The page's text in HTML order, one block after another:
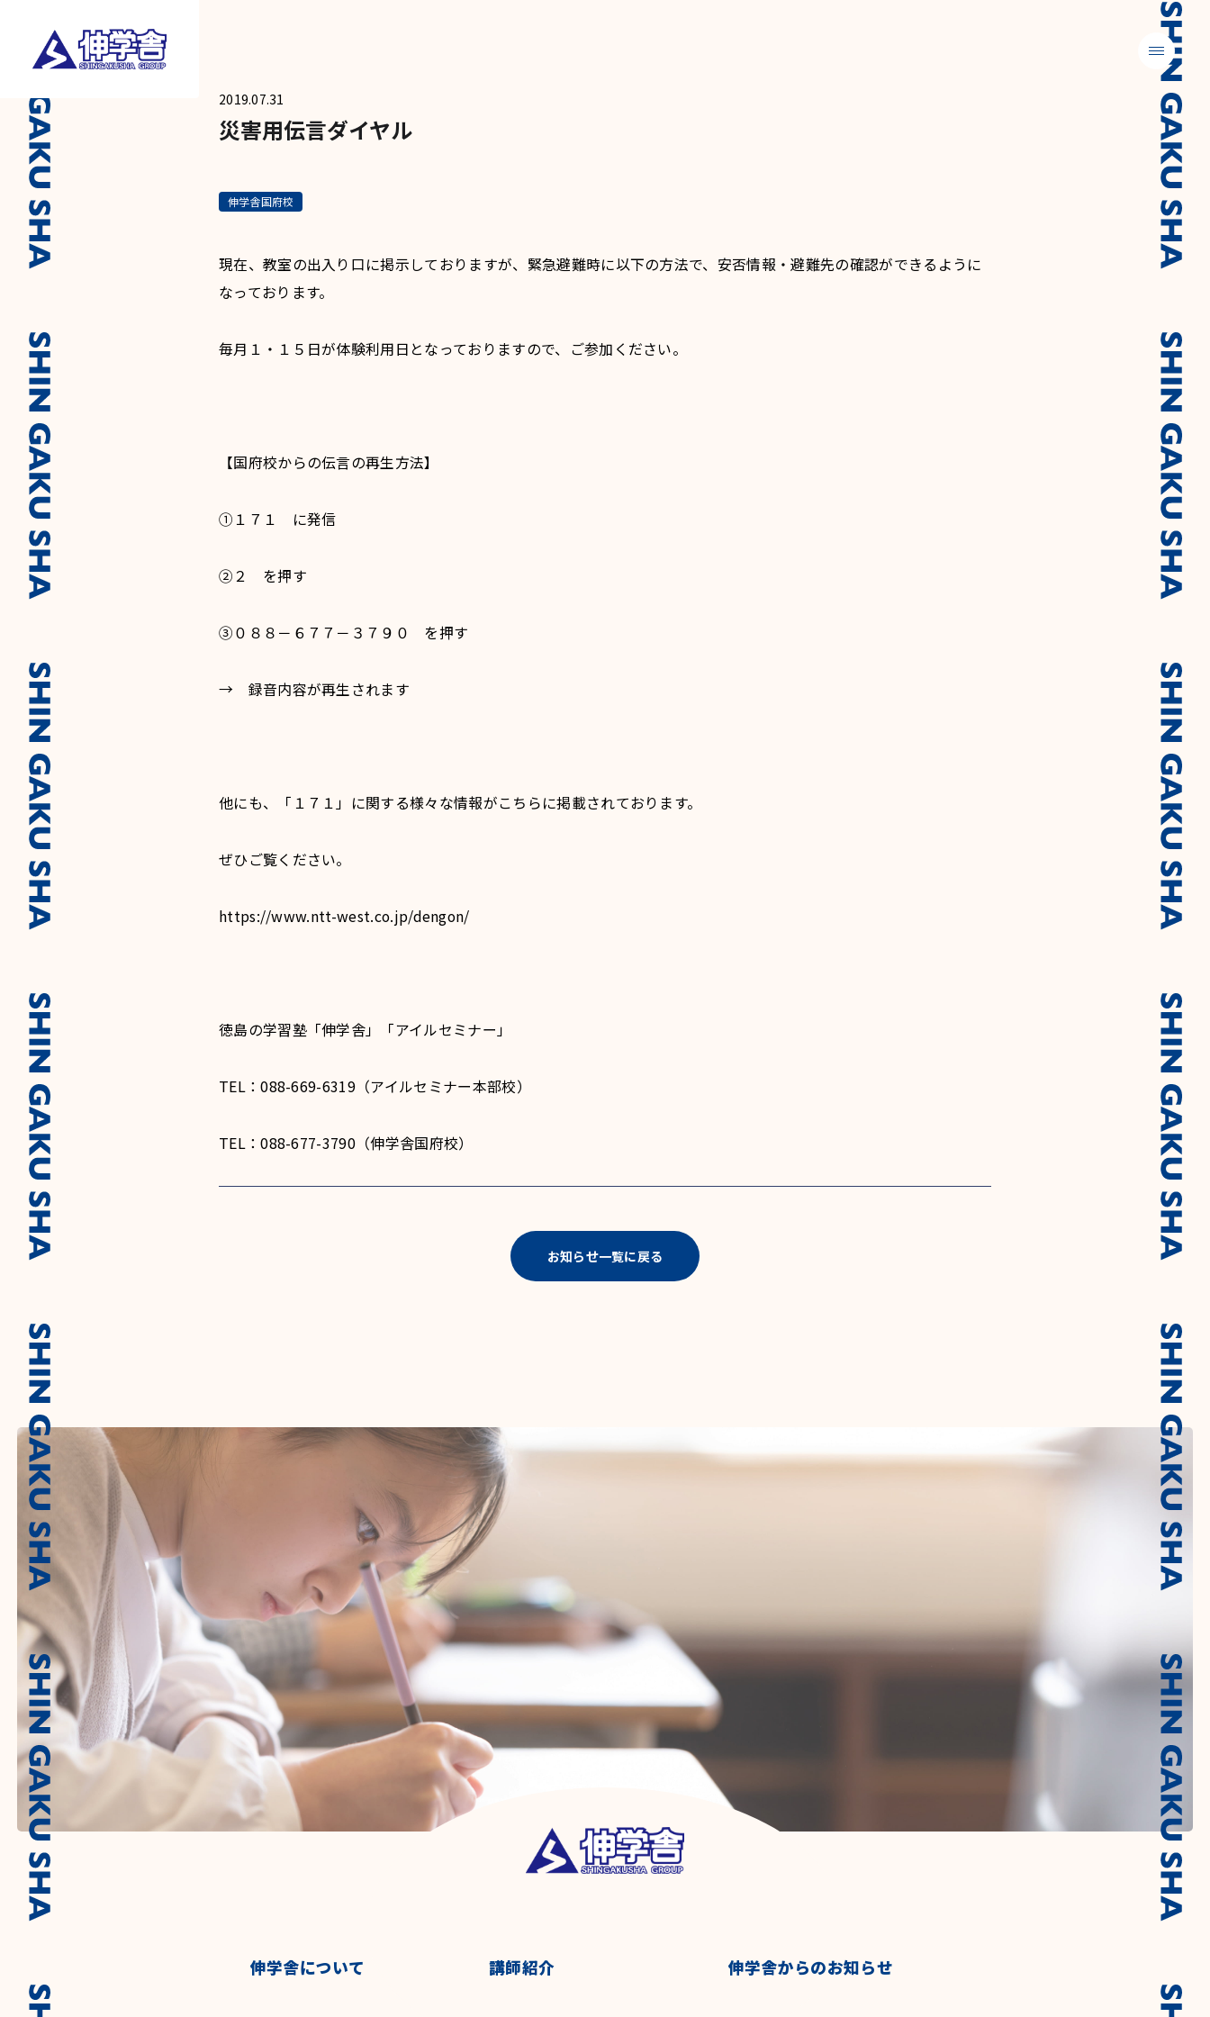
メニュー
2019.07.31
災害用伝言ダイヤル
伸学舎国府校
現在、教室の出入り口に掲示しておりますが、緊急避難時に以下の方法で、安否情報・避難先の確認ができるように
なっております。
毎月１・１５日が体験利用日となっておりますので、ご参加ください。
【国府校からの伝言の再生方法】
①１７１ に発信
②２ を押す
③０８８－６７７－３７９０ を押す
→ 録音内容が再生されます
他にも、「１７１」に関する様々な情報がこちらに掲載されております。
ぜひご覧ください。
https://www.ntt-west.co.jp/dengon/
徳島の学習塾「伸学舎」「アイルセミナー」
TEL：088-669-6319（アイルセミナー本部校）
TEL：088-677-3790（伸学舎国府校）
お知らせ一覧に戻る
伸学舎について 講師紹介 伸学舎からのお知らせ